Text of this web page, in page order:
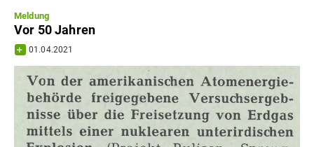
Meldung
Vor 50 Jahren
01.04.2021